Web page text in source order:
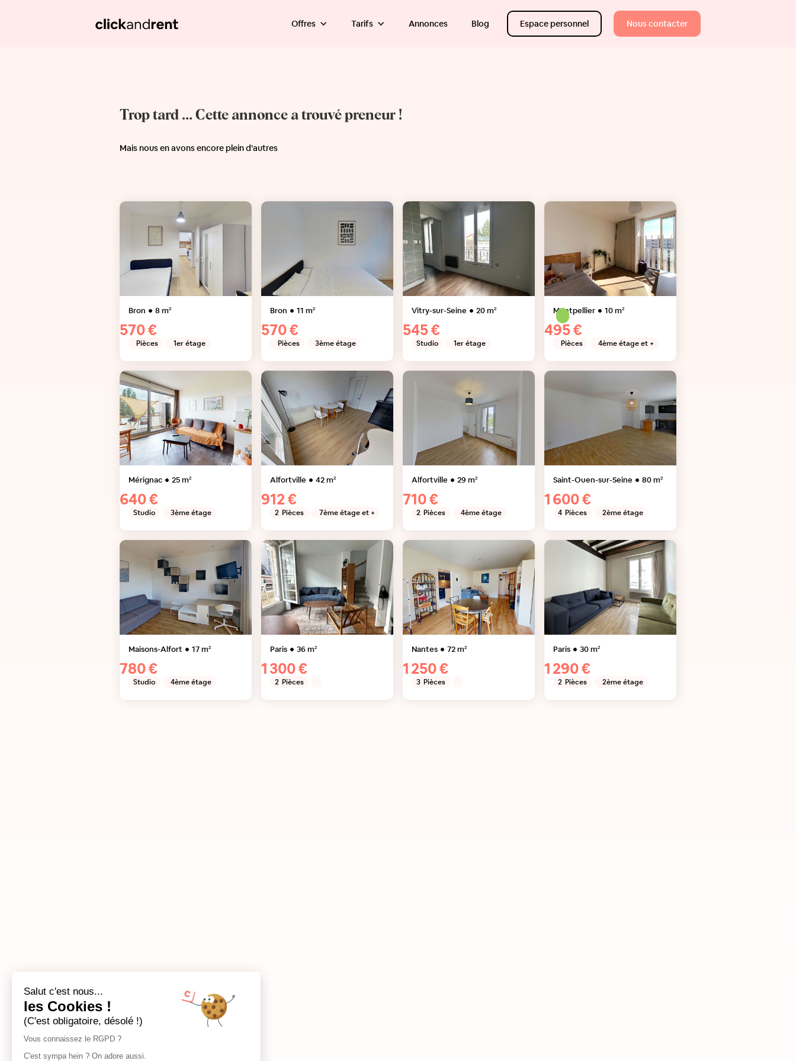
Offres Tarifs Annonces Blog Espace personnel Nous contacter
Trop tard ... Cette annonce a trouvé preneur !
Mais nous en avons encore plein d'autres
Bron 8 m²
570 €
Pièces 1er étage
Bron 11 m²
570 €
Pièces 3ème étage
Vitry-sur-Seine 20m²
545 €
Studio 1er étage
Montpellier 10m²
495 €
Pièces 4ème étage et +
Mérignac 25m²
640 €
Studio 3ème étage
Alfortville 42m²
912 €
2 Pièces 7ème étage et +
Alfortville 29 m²
710 €
2 Pièces 4ème étage
Saint-Ouen-sur-Seine 80m²
1 600 €
4 Pièces 2ème étage
Maisons-Alfort 17m²
780 €
Studio 4ème étage
Paris 36m²
1 300 €
2 Pièces
Nantes 72m²
1 250 €
3 Pièces
Paris 30m²
1 290 €
2 Pièces 2ème étage
Salut c'est nous...
les Cookies !
(C'est obligatoire, désolé !)
Vous connaissez le RGPD ?
C'est sympa hein ? On adore aussi.